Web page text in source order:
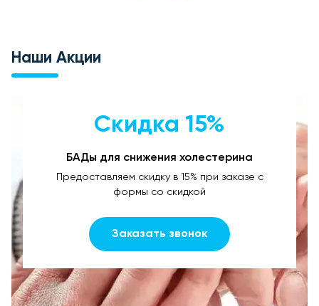
Наши Акции
Скидка 15%
БАДы для снижения холестерина
Предоставляем скидку в 15% при заказе с
формы со скидкой
Заказать звонок